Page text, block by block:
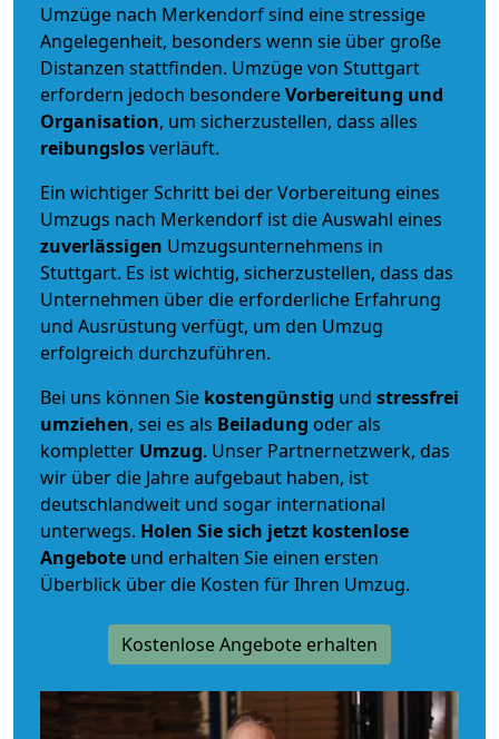
Umzüge nach Merkendorf sind eine stressige
Angelegenheit, besonders wenn sie über große
Distanzen stattfinden. Umzüge von Stuttgart
erfordern jedoch besondereVorbereitung und
Organisation, um sicherzustellen, dass alles
reibungslosverläuft.
Ein wichtiger Schritt bei der Vorbereitung eines
Umzugs nach Merkendorf ist die Auswahl eines
zuverlässigen Umzugsunternehmens in
Stuttgart. Es ist wichtig, sicherzustellen, dass das
Unternehmen über die erforderliche Erfahrung
und Ausrüstung verfügt, um den Umzug
erfolgreich durchzuführen.
Bei uns können Sie kostengünstig und stressfrei
umziehen, sei es als Beiladung oder als
kompletter Umzug. Unser Partnernetzwerk, das
wir über die Jahre aufgebaut haben, ist
deutschlandweit und sogar international
unterwegs. Holen Sie sich jetzt kostenlose
Angebote und erhalten Sie einen ersten
Überblick über die Kosten für Ihren Umzug.
Kostenlose Angebote erhalten